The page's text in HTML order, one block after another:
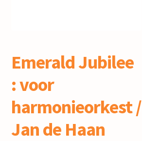
Emerald Jubilee
: voor
harmonieorkest /
Jan de Haan